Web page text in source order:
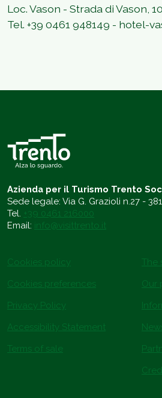
Loc.Vason - Strada di Vason,
Tel. +39 0461 948149 - hotel-
Azienda per il Turismo Trento
Sede legale: Via G. Grazioli n.27 -
Tel. +39 0461 216000
Email: info@visittrento.it
Cookies policy
Cookies preferences
Privacy Policy
Accessibility Statement
Terms of sale
The
Our